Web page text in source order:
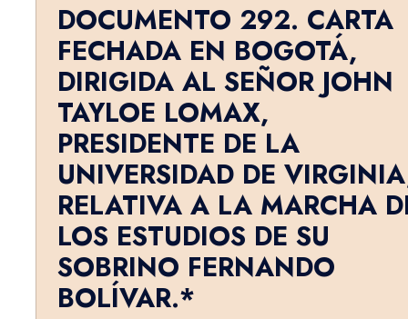
DOCUMENTO 292. CARTA
FECHADA EN BOGOTÁ,
DIRIGIDA AL SEÑOR JOHN
TAYLOE LOMAX,
PRESIDENTE DE LA
UNIVERSIDAD DE
RELATIVA A LA MARCHA
LOS ESTUDIOS DE SU
SOBRINO FERNANDO
BOLÍVAR.*